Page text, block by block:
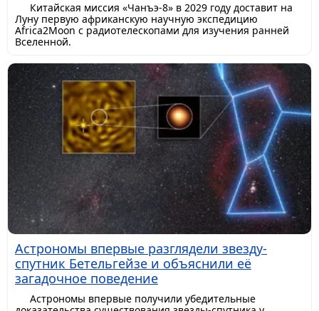
Китайская миссия «Чанъэ-8» в 2029 году доставит на
Луну первую африканскую научную экспедицию
Africa2Moon с радиотелескопами для изучения ранней
Вселенной.
Астрономы впервые разглядели звезду-
спутник Бетельгейзе и объяснили её
загадочное поведение
Астрономы впервые получили убедительные